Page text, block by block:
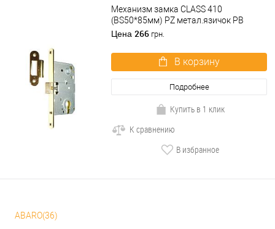
Механизм замка CLASS 410
(BS50*85мм) PZ метал.язичок PB
полированная латунь
Цена 266 грн.
В корзину
Подробнее
Купить в 1 клик
К сравнению
В избранное
ABARO(36)